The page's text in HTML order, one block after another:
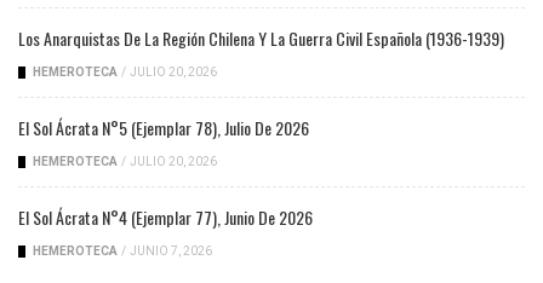
Los Anarquistas De La Región Chilena Y La Guerra Civil Española (1936-1939)
HEMEROTECA / JULIO 20, 2026
El Sol Ácrata N°5 (ejemplar 78), Julio De 2026
HEMEROTECA / JULIO 20, 2026
El Sol Ácrata N°4 (ejemplar 77), Junio De 2026
HEMEROTECA / JUNIO 7, 2026